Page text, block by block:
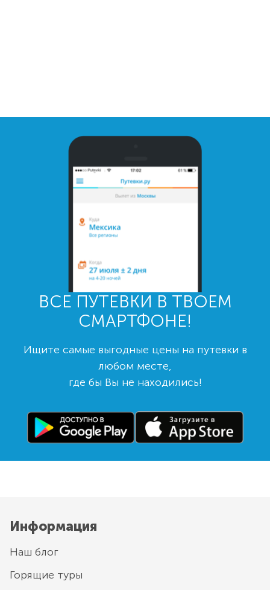
ВСЕ ПУТЕВКИ В ТВОЕМ
СМАРТФОНЕ!
Ищите самые выгодные цены на путевки в
любом месте,
где бы Вы не находились!
Информация
Наш блог
Горящие туры